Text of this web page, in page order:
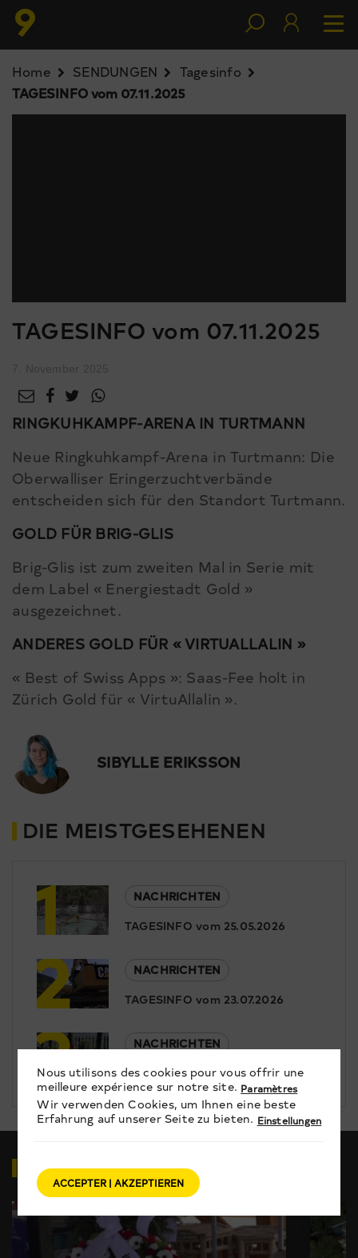
Home SENDUNGEN
Tagesinfo
TAGESINFO vom 07.11.2025
TAGESINFO vom 07.11.2025
RINGKUHKAMPF-ARENA IN TURTMANN
Neue Ringkuhkampf-Arena in Turtmann: Die
Oberwalliser Eringerzuchtverbände
entscheiden sich für den Standort Turtmann.
GOLD FÜR BRIG-GLIS
Brig-Glis ist zum zweiten Mal in Serie mit
dem Label « Energiestadt Gold »
ausgezeichnet.
ANDERES GOLD FÜR « VIRTUALLALIN »
« Best of Swiss Apps »: Saas-Fee holt in
Zürich Gold für « VirtuAllalin ».
SIBYLLE ERIKSSON
DIE MEISTGESEHENEN
1
NACHRICHTEN
TAGESINFO vom 25.05.2026
2
NACHRICHTEN
TAGESINFO vom 23.07.2026
3
NACHRICHTEN
TAGESINFO vom 29.05.2026
VIDEOSZUM THEMA
Nous utilisons des cookies pour vous offrir une
meilleure expérience sur notre site. Paramètres
Wir verwenden Cookies, um Ihnen eine beste
Erfahrung auf unserer Seite zu bieten. Einstellungen
ACCEPTER | AKZEPTIEREN